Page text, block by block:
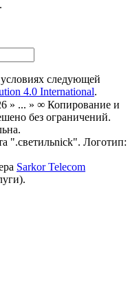
следующей
4.0 International.
» ... » ∞ Копирование и
без ограничений.
".светильnick". Логотип:
Sarkor Telecom